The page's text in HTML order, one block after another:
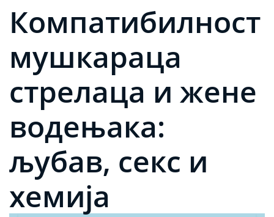
Компатибилност
мушкараца
стрелаца и жене
водењака:
љубав, секс и
хемија